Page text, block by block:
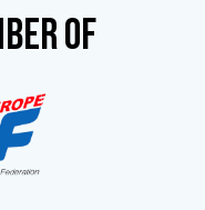
OF